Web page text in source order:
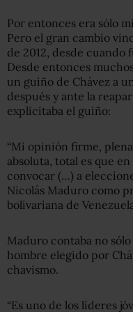
Por entonces era sólo
Pero el gran cambio
de 2012, desde
Desde entonces
un guiño de Chávez a
después y ante la
explicitaba el guiño:
“Mi opinión firme,
absoluta, total es que
convocar (…) a
Nicolás Maduro como
bolivariana de
Maduro contaba no
hombre elegido por
chavismo.
“Es uno de los líderes